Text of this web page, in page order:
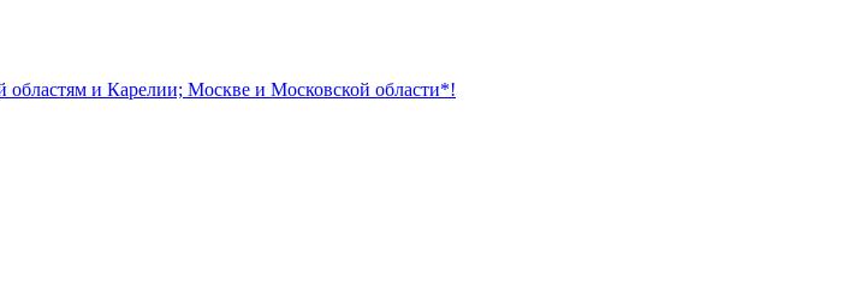
областям и Карелии; Москве и Московской области*!